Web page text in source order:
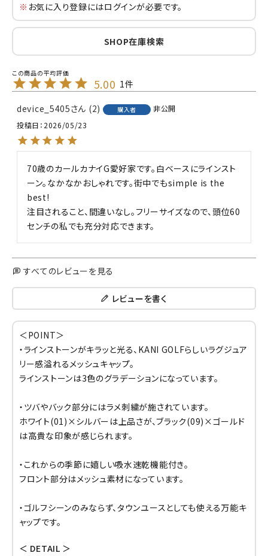
※ お気に入り登録にはログインが必要です。
SHOP在庫検索
5.00 1
device_5405 2 購入者
非公開
投稿日 2026/05/23
70歳のカールカナイG愛好家です。白ベースにラインスト
ーン。なかなかおしゃれです。街中でもsimple is the
best!
注目されること、間違いなし。フリーサイズなので、頭位60
センチの私でも充分対応できます。
すべてのレビューを見る
レビューを書く
＜POINT＞
・ラインストーンがキラッと光る、KANI GOLFらしいラグジュア
リー感溢れるメッシュキャップ。
ラインストーンは3色のグラデーションになっています。
・ツバやバック部分にはラメ刺繍が施されています。
ホワイト(01)×シルバーは上品さが、ブラック(09)×ゴールド
は高貴な印象が感じられます。
・これからの季節に嬉しい吸水速乾機能付き。
フロント部分はメッシュ素材になっています。
・ゴルフシーンのみならず、タウンユースとしても使える万能キ
ャップです。
＜ DETAIL ＞